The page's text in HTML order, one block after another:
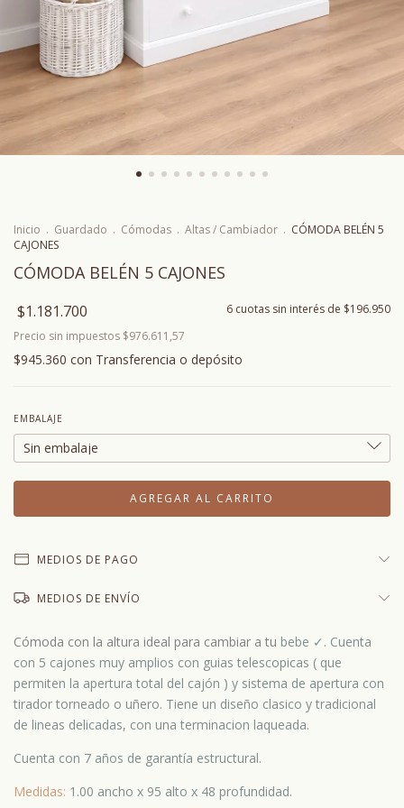
Inicio . Guardado . Cómodas . Altas / Cambiador . CÓMODA BELÉN 5
CAJONES
CÓMODA BELÉN 5 CAJONES
$1.181.700 6 cuotas sin interés de $196.950
Precio sin impuestos $976.611,57
$945.360 con Transferencia o depósito
EMBALAJE
MEDIOS DE PAGO
MEDIOS DE ENVÍO
Cómoda con la altura ideal para cambiar a tu bebe ✓. Cuenta
con 5 cajones muy amplios con guias telescopicas ( que
permiten la apertura total del cajón ) y sistema de apertura con
tirador torneado o uñero. Tiene un diseño clasico y tradicional
de lineas delicadas, con una terminacion laqueada.
Cuenta con 7 años de garantía estructural.
Medidas: 1.00 ancho x 95 alto x 48 profundidad.